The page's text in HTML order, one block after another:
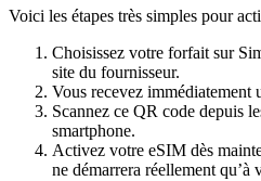
Voici les étapes très simples pour
Choisissez votre forfait sur
site du fournisseur.
Vous recevez immédiatement
Scannez ce QR code depuis
smartphone.
Activez votre eSIM dès
ne démarrera réellement qu’à